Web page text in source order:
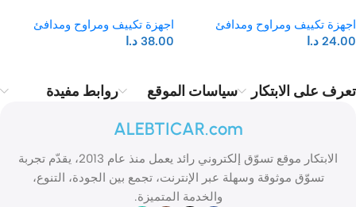
اجهزة تكييف ومراوح ومدافئ
24.00 د.ا
اجهزة تكييف ومراوح ومدافئ
38.00 د.ا
تعرف على الابتكار سياسات الموقع روابط مفيدة
ALEBTICAR.com
الابتكار موقع تسوّق إلكتروني رائد يعمل منذ عام 2013، يقدّم تجربة
تسوّق موثوقة وسهلة عبر الإنترنت، تجمع بين الجودة، التنوع،
والخدمة المتميزة.